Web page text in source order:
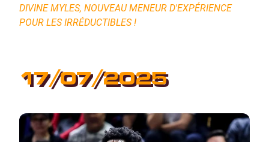
DIVINE MYLES, NOUVEAU MENEUR D'EXPÉRIENCE
POUR LES IRRÉDUCTIBLES !
17/07/2025